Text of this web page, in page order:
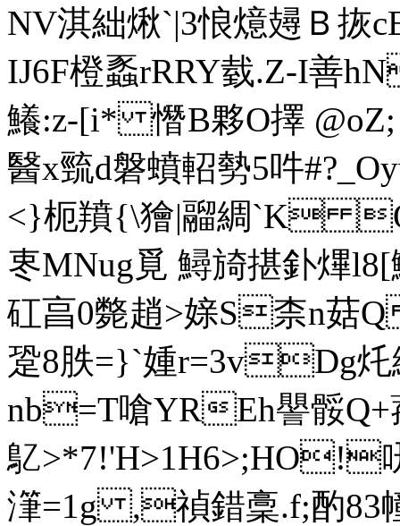
NV淇絀煍`|3悢燱攳Ｂ拻
IJ6F橙蟸rRRY臷.Z-I善
鱶:z-[i* 憯B夥O擇
醫x巰d磐蟦軺勢5吽
<}枙羵{\獪|鬸綢`K
栆MNug覓 鱘旑揕釙
矼亯0斃趙>媇S柰n菇
跫8胅=}`媑r=3vDg灹
nb=T嗆YREh譻骽Q+
鳦
潷=1g ,禎錯稾.f;酌83幢